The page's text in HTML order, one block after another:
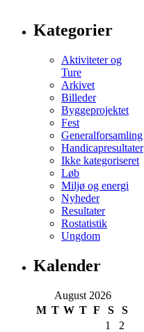
Kategorier
Aktiviteter og
Ture
Arkivet
Billeder
Byggeprojektet
Fest
Generalforsamling
Handicapresultater
Ikke kategoriseret
Løb
Miljø og energi
Nyheder
Resultater
Rostatistik
Ungdom
Kalender
August 2026
M T W T F S S
1
2